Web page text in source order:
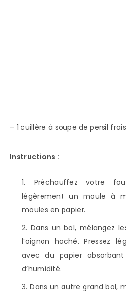
– 1 cuillère à soupe de persil
Instructions :
Préchauffez votre
légèrement un moule à
moules en papier.
Dans un bol, mélangez
l’oignon haché. Pressez
avec du papier absorbant
d’humidité.
Dans un autre grand bol,